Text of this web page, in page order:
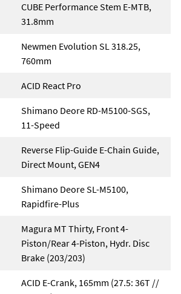
CUBE Performance Stem E-MTB,
31.8mm
Newmen Evolution SL 318.25,
760mm
ACID React Pro
Shimano Deore RD-M5100-SGS,
11-Speed
Reverse Flip-Guide E-Chain Guide,
Direct Mount, GEN4
Shimano Deore SL-M5100,
Rapidfire-Plus
Magura MT Thirty, Front 4-
Piston/Rear 4-Piston, Hydr. Disc
Brake (203/203)
ACID E-Crank, 165mm (27.5: 36T //